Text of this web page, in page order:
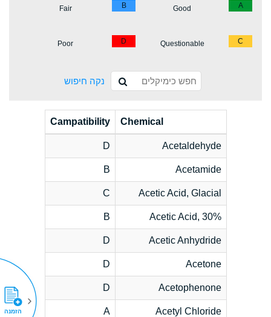
A
Good
B
Fair
C
Questionable
D
Poor
נקה חיפוש
Chemical
Campatibility
Acetaldehyde
D
Acetamide
B
Acetic Acid, Glacial
C
Acetic Acid, 30%
B
Acetic Anhydride
D
Acetone
D
Acetophenone
D
Acetyl Chloride
A הזמנה